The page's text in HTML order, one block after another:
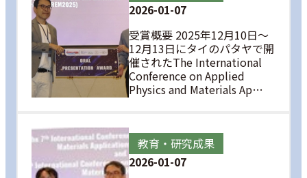
2026-01-07
受賞概要 2025年12月10日～
12月13日にタイのパタヤで開
催されたThe International
Conference on Applied
Physics and Materials Ap…
教育・研究成果
2026-01-07